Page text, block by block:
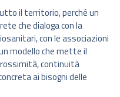
il territorio, perché un
che dialoga con la
con le associazioni
modello che mette il
continuità
ai bisogni delle